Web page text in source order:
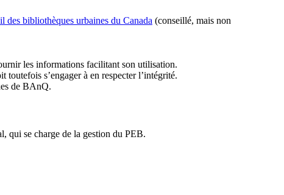
des bibliothèques urbaines du Canada (conseillé, mais non
les informations facilitant son utilisation.
s’engager à en respecter l’intégrité.
de BAnQ.
qui se charge de la gestion du PEB.